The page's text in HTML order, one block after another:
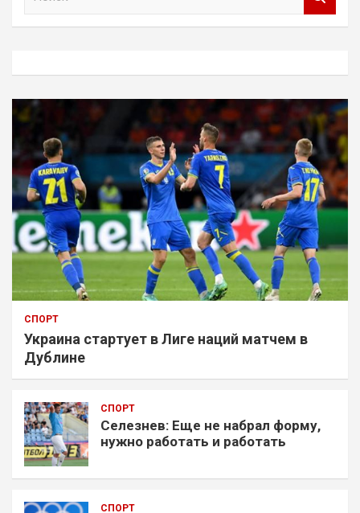
СПОРТ
Украина стартует в Лиге наций матчем в
Дублине
СПОРТ
Селезнев: Еще не набрал форму,
нужно работать и работать
СПОРТ